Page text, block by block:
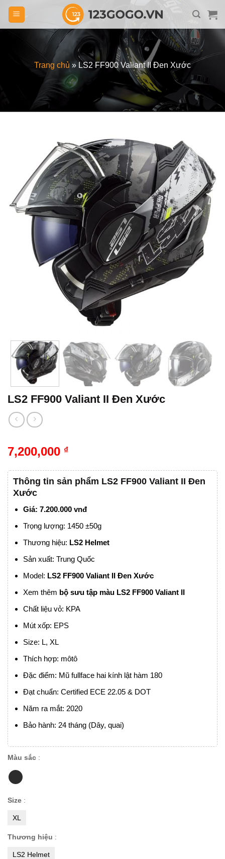
Skip
content
Trang chủ » LS2 FF900 Valiant II Đen Xước
LS2 FF900 Valiant II Đen Xước
7,200,000 ₫
Thông tin sản phẩm LS2 FF900 Valiant II Đen
Xước
Giá: 7.200.000 vnđ
Trọng lượng: 1450 ±50g
Thương hiệu: LS2 Helmet
Sản xuất: Trung Quốc
Model: LS2 FF900 Valiant II Đen Xước
Xem thêm bộ sưu tập màu LS2 FF900 Valiant II
Chất liệu vỏ: KPA
Mút xốp: EPS
Size: L, XL
Thích hợp: môtô
Đặc điểm: Mũ fullface hai kính lật hàm 180
Đạt chuẩn: Certified ECE 22.05 & DOT
Năm ra mắt: 2020
Bảo hành: 24 tháng (Dây, quai)
Màu sắc :
Size :
XL
Thương hiệu :
LS2 Helmet